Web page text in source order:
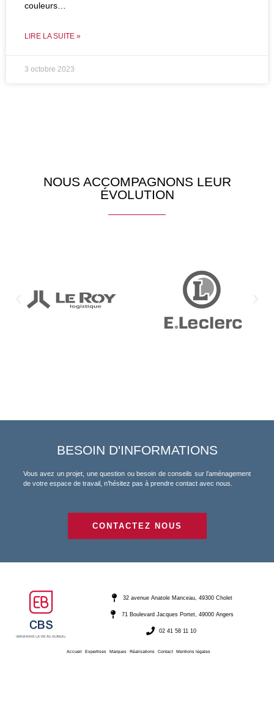
couleurs…
LIRE LA SUITE »
3 octobre 2023
NOUS ACCOMPAGNONS LEUR
ÉVOLUTION
BESOIN D'INFORMATIONS
Vous avez un projet, une question ou besoin de conseils sur l’aménagement
de votre espace de travail, n’hésitez pas à prendre contact avec nous.
CONTACTEZ NOUS
32 avenue Anatole Manceau, 49300 Cholet
71 Boulevard Jacques Portet, 49000 Angers
02 41 58 11 10
Accueil Expertises Marques Réalisations Contact Mentions légales